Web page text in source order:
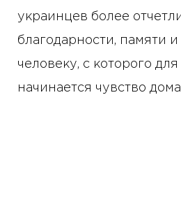
украинцев более
благодарности, памяти
человеку, с которого
начинается чувство